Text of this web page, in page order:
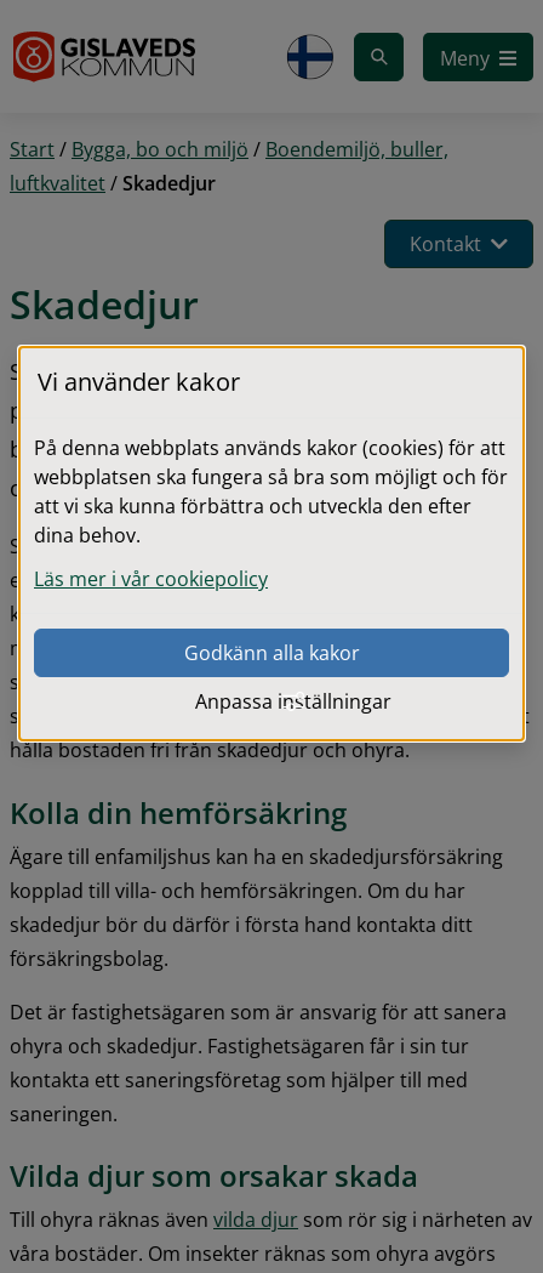
Meny
Start/ Bygga, bo och miljö / Boendemiljö, buller,
luftkvalitet/Skadedjur
Kontakt
Skadedjur
Skadedjur i eller kring din bostad kan skapa
problem. Du kan minska problemen själv i din
bostad, om du hyr din bostad har hyresvärden
också ett ansvar.
Skadedjur och ohyra kan skapa problem i din bostad, en
enkel metod att bli av med problemen är städning. Du
kan själv också minska problemet genom att inte sprida
mat eller ställa sopor så att det blir tillgängligt för
skadedjur. Ibland kan djur och insekter även sprida
smitta. Om du äger ett enfamiljshus är det ditt ansvar att
hålla bostaden fri från skadedjur och ohyra.
Kolla din hemförsäkring
Ägare till enfamiljshus kan ha en skadedjursförsäkring
kopplad till villa- och hemförsäkringen. Om du har
skadedjur bör du därför i första hand kontakta ditt
försäkringsbolag.
Det är fastighetsägaren som är ansvarig för att sanera
ohyra och skadedjur. Fastighetsägaren får i sin tur
kontakta ett saneringsföretag som hjälper till med
saneringen.
Vilda djur som orsakar skada
Till ohyra räknas även vilda djur som rör sig i närheten av
våra bostäder. Om insekter räknas som ohyra avgörs
Vi använder kakor
På denna webbplats används kakor (cookies) för att
webbplatsen ska fungera så bra som möjligt och för
att vi ska kunna förbättra och utveckla den efter
dina behov.
Läs mer i vår cookiepolicy
Godkänn alla kakor
Anpassa inställningar